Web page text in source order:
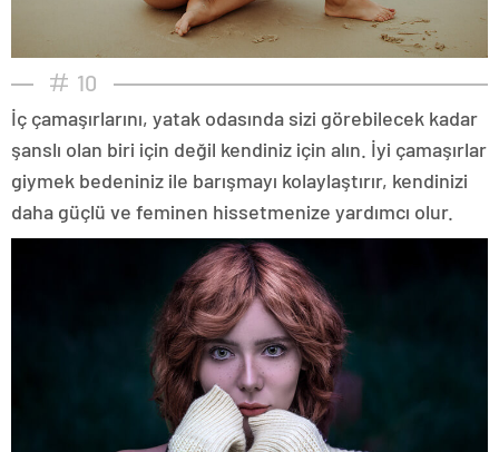
10
İç çamaşırlarını, yatak odasında sizi görebilecek kadar
şanslı olan biri için değil kendiniz için alın. İyi çamaşırlar
giymek bedeniniz ile barışmayı kolaylaştırır, kendinizi
daha güçlü ve feminen hissetmenize yardımcı olur.